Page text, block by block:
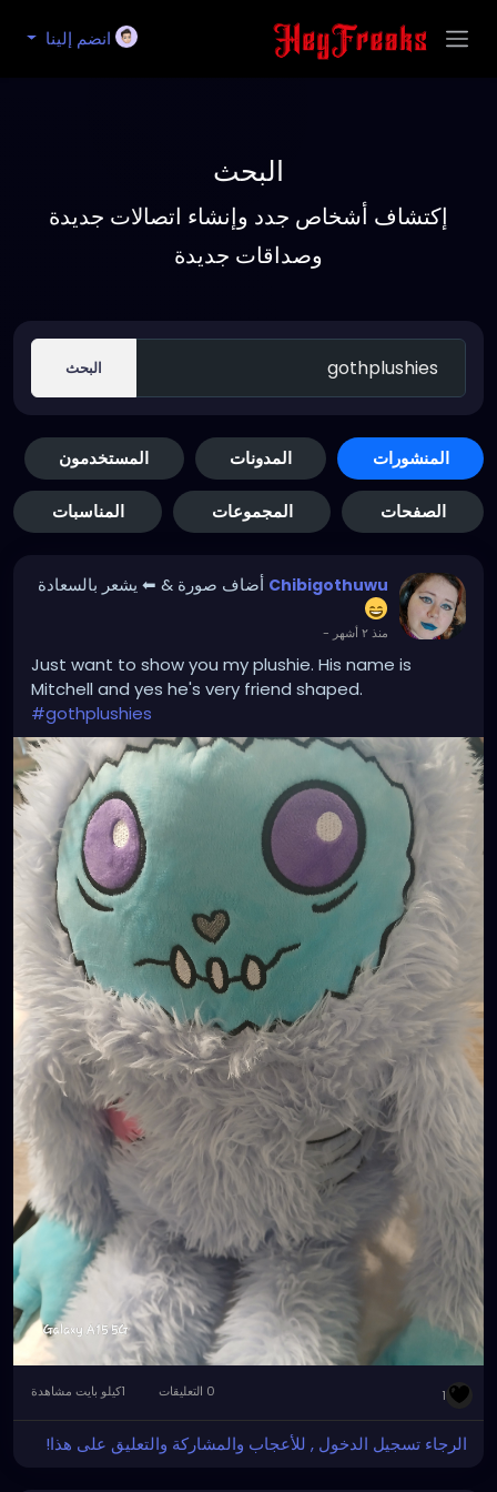
انضم إلينا
البحث
إكتشاف أشخاص جدد وإنشاء اتصالات جديدة
وصداقات جديدة
البحث
المنشورات المدونات المستخدمون
الصفحات المجموعات المناسبات
Chibigothuwu أضاف صورة & ⬅ يشعر بالسعادة
منذ ٢ أشهر -
Just want to show you my plushie. His name is
Mitchell and yes he's very friend shaped.
#gothplushies
1
الرجاء تسجيل الدخول , للأعجاب والمشاركة والتعليق على هذا!